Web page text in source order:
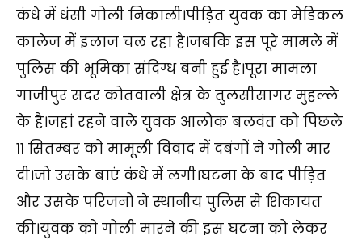
कंधे में धंसी गोली निकाली।पीड़ित युवक का मेडिकल
कालेज में इलाज चल रहा है।जबकि इस पूरे मामले में
पुलिस की भूमिका संदिग्ध बनी हुई है।पूरा मामला
गाजीपुर सदर कोतवाली क्षेत्र के तुलसीसागर मुहल्ले
के है।जहां रहने वाले युवक आलोक बलवंत को पिछले
11 सितम्बर को मामूली विवाद में दबंगों ने गोली मार
दी।जो उसके बाएं कंधे में लगी।घटना के बाद पीड़ित
और उसके परिजनों ने स्थानीय पुलिस से शिकायत
की।युवक को गोली मारने की इस घटना को लेकर